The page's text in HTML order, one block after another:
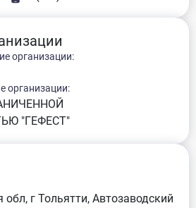
организации:
организации:
"ГЕФЕСТ"
г Тольятти, Автозаводский